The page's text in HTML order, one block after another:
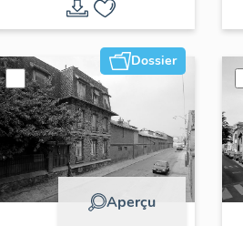
tranché et déroulé,
puis Société
parisienne de
tranchage et
déroulage, puis
société Maréchaux,
puis entrepôt
commercial (détruit
après inventaire)
Dossier
Aperçu